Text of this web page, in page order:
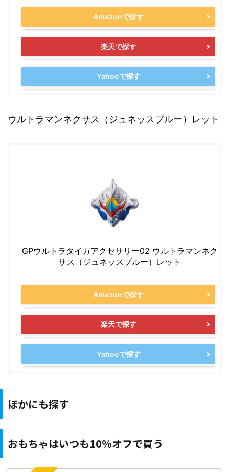
Amazonで探す
楽天で探す
Yahooで探す
ウルトラマンネクサス（ジュネッスブルー）レット
GPウルトラタイガアクセサリー02 ウルトラマンネク
サス（ジュネッスブルー）レット
Amazonで探す
楽天で探す
Yahooで探す
ほかにも探す
おもちゃはいつも10％オフで買う